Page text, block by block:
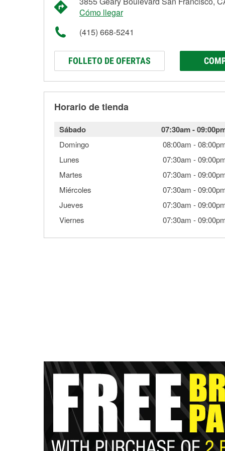
Cómo llegar
(415) 668-5241
FOLLETO DE OFERTAS
Horario de tienda
Sábado 07:30am-
Domingo 08:00am -
Lunes
07:30am -
Martes
07:30am -
Miércoles
07:30am -
Jueves
07:30am -
Viernes
07:30am -